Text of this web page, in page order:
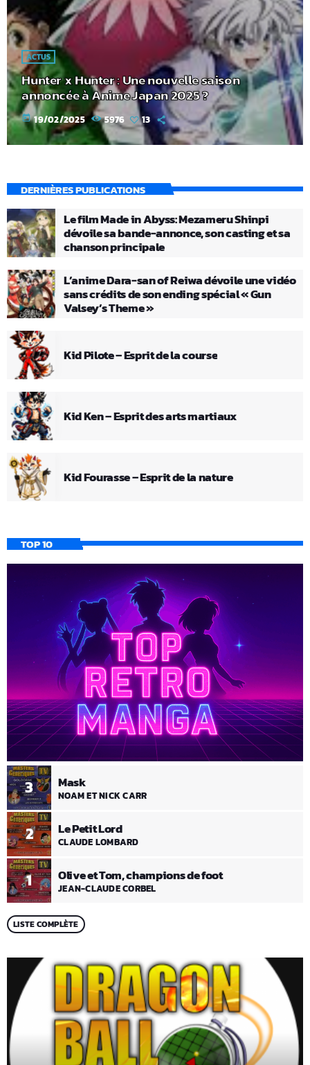
ACTUS
Hunter x Hunter : Une nouvelle saison
annoncée à Anime Japan 2025 ?
today 19/02/2025 5976 13
DERNIÈRES PUBLICATIONS
Le film Made in Abyss: Mezameru Shinpi
dévoile sa bande-annonce, son casting et sa
chanson principale
L’anime Dara-san of Reiwa dévoile une vidéo
sans crédits de son ending spécial « Gun
Valsey’s Theme »
Kid Pilote – Esprit de la course
Kid Ken – Esprit des arts martiaux
Kid Fourasse – Esprit de la nature
TOP 10
1 Olive et Tom, champions de foot
JEAN-CLAUDE CORBEL
2 Le Petit Lord
CLAUDE LOMBARD
3 Mask
NOAM ET NICK CARR
LISTE COMPLÈTE